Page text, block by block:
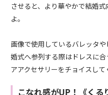
させると、より華やかで結婚
よ。
画像で使用しているバレッタ
婚式へ参列する際はドレスに
アアクセサリーをチョイスして
こなれ感がUP！《くる